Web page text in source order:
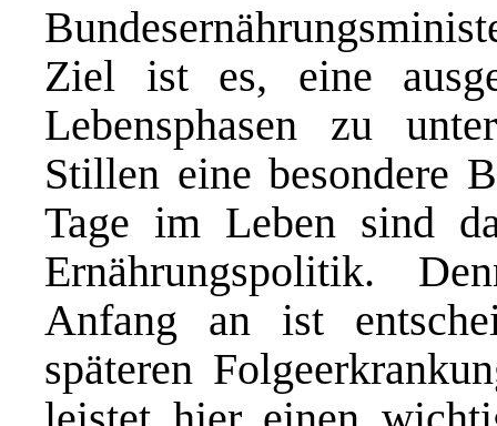
Ziel ist es, eine
Lebensphasen zu
Stillen eine besondere
Tage im Leben sind
Ernährungspolitik.
Anfang an ist
späteren